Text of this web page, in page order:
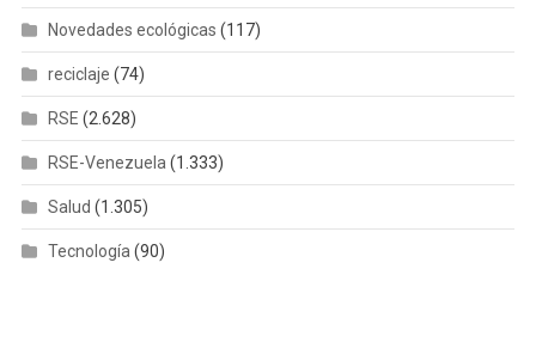
Novedades ecológicas (117)
reciclaje (74)
RSE (2.628)
RSE-Venezuela(1.333)
Salud (1.305)
Tecnología(90)